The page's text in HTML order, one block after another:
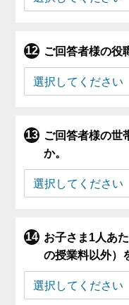
ご回答者様の役
ご回答者様の世
か。
お子さま1人あ
の授業料以外）